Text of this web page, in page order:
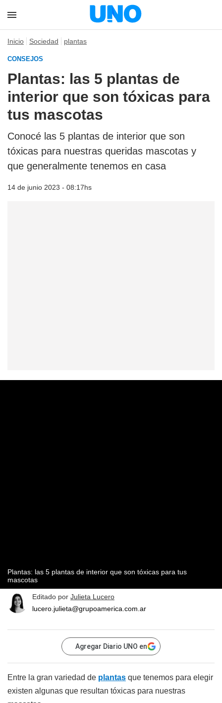
Inicio Sociedad plantas
CONSEJOS
Plantas: las 5 plantas de
interior que son tóxicas para
tus mascotas
Conocé las 5 plantas de interior que son
tóxicas para nuestras queridas mascotas y
que generalmente tenemos en casa
14 de junio 2023 - 08:17hs
Plantas: las 5 plantas de interior que son tóxicas para tus
mascotas
Editado por Julieta Lucero
lucero.julieta@grupoamerica.com.ar
Agregar Diario UNO en
Entre la gran variedad de plantas que tenemos para elegir
existen algunas que resultan tóxicas para nuestras